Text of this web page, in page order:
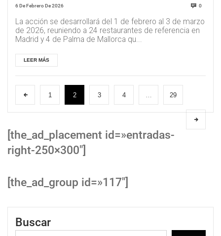
6 De Febrero De 2026 0
La acción se desarrollará del 1 de febrero al 3 de marzo
de 2026, reuniendo a 24 restaurantes de referencia en
Madrid y 4 de Palma de Mallorca qu...
LEER MÁS
1 2 3 4 29
[the_ad_placement id=»entradas-
right-250×300″]
[the_ad_group id=»117″]
Buscar